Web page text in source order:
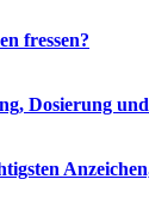
fressen?
Dosierung